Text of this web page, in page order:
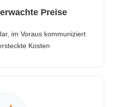
Preise
im Voraus kommuniziert
Kosten